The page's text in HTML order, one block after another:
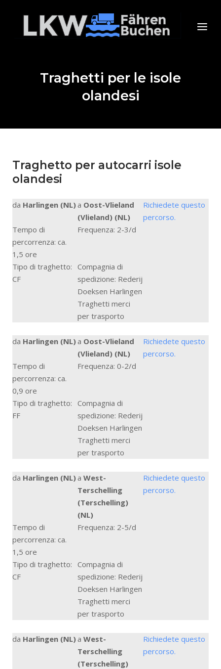
Home
Menu
Traghetti per le isole
olandesi
Traghetto per autocarri isole
olandesi
da Harlingen (NL)a Oost-Vlieland
(Vlieland) (NL)
Richiedete questo
percorso.
Tempo di
percorrenza: ca.
1,5 ore
Frequenza: 2-3/d
Tipo di traghetto:
CF
Compagnia di
spedizione: Rederij
Doeksen Harlingen
Traghetti merci
per trasporto
da Harlingen (NL)a Oost-Vlieland
(Vlieland) (NL)
Richiedete questo
percorso.
Tempo di
percorrenza: ca.
0,9 ore
Frequenza: 0-2/d
Tipo di traghetto:
FF
Compagnia di
spedizione: Rederij
Doeksen Harlingen
Traghetti merci
per trasporto
da Harlingen (NL)a West-
Terschelling
(Terschelling)
(NL)
Richiedete questo
percorso.
Tempo di
percorrenza: ca.
1,5 ore
Frequenza: 2-5/d
Tipo di traghetto:
CF
Compagnia di
spedizione: Rederij
Doeksen Harlingen
Traghetti merci
per trasporto
da Harlingen (NL)a West-
Terschelling
(Terschelling)
Richiedete questo
percorso.